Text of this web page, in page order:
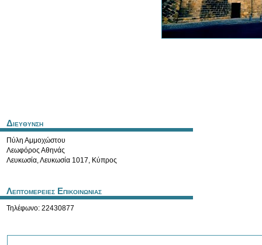
Διευθυνση
Πύλη Αμμοχώστου
Λεωφόρος Αθηνάς
Λευκωσία,Λευκωσία 1017, Κύπρος
Λεπτομερειες Επικοινωνιας
Τηλέφωνο: 22430877